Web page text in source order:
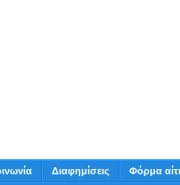
Διαφημίσεις Φόρμα